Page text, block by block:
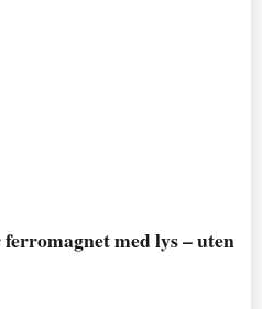
med lys – uten